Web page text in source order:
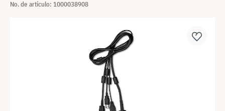
No. de artículo: 1000038908